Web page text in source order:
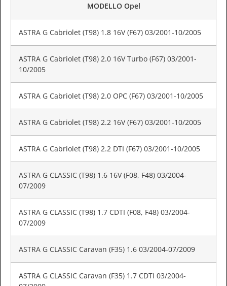
MODELLO Opel
ASTRA G Cabriolet (T98) 1.8 16V (F67) 03/2001-10/2005
ASTRA G Cabriolet (T98) 2.0 16V Turbo (F67) 03/2001-
10/2005
ASTRA G Cabriolet (T98) 2.0 OPC (F67) 03/2001-10/2005
ASTRA G Cabriolet (T98) 2.2 16V (F67) 03/2001-10/2005
ASTRA G Cabriolet (T98) 2.2 DTI (F67) 03/2001-10/2005
ASTRA G CLASSIC (T98) 1.6 16V (F08, F48) 03/2004-
07/2009
ASTRA G CLASSIC (T98) 1.7 CDTI (F08, F48) 03/2004-
07/2009
ASTRA G CLASSIC Caravan (F35) 1.6 03/2004-07/2009
ASTRA G CLASSIC Caravan (F35) 1.7 CDTI 03/2004-